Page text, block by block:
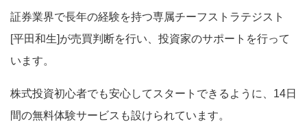
証券業界で長年の経験を持つ専属チーフストラテジスト
[平田和生]が売買判断を行い、投資家のサポートを行って
います。
株式投資初心者でも安心してスタートできるように、14日
間の無料体験サービスも設けられています。